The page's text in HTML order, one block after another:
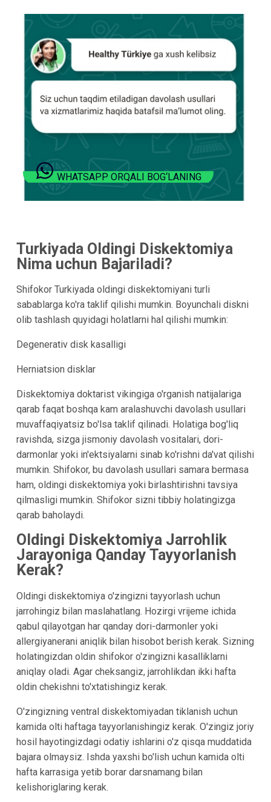
WHATSAPP ORQALI BOG‘LANING
Turkiyada Oldingi Diskektomiya
Nima uchun Bajariladi?
Shifokor Turkiyada oldingi diskektomiyani turli
sabablarga ko'ra taklif qilishi mumkin. Boyunchali diskni
olib tashlash quyidagi holatlarni hal qilishi mumkin:
Degenerativ disk kasalligi
Herniatsion disklar
Diskektomiya doktarist vikingiga o'rganish natijalariga
qarab faqat boshqa kam aralashuvchi davolash usullari
muvaffaqiyatsiz bo'lsa taklif qilinadi. Holatiga bog'liq
ravishda, sizga jismoniy davolash vositalari, dori-
darmonlar yoki in'ektsiyalarni sinab ko'rishni da'vat qilishi
mumkin. Shifokor, bu davolash usullari samara bermasa
ham, oldingi diskektomiya yoki birlashtirishni tavsiya
qilmasligi mumkin. Shifokor sizni tibbiy holatingizga
qarab baholaydi.
Oldingi Diskektomiya Jarrohlik
Jarayoniga Qanday Tayyorlanish
Kerak?
Oldingi diskektomiya o'zingizni tayyorlash uchun
jarrohingiz bilan maslahatlang. Hozirgi vrijeme ichida
qabul qilayotgan har qanday dori-darmonler yoki
allergiyanerani aniqlik bilan hisobot berish kerak. Sizning
holatingizdan oldin shifokor o'zingizni kasalliklarni
aniqlay oladi. Agar cheksangiz, jarrohlikdan ikki hafta
oldin chekishni to'xtatishingiz kerak.
O'zingizning ventral diskektomiyadan tiklanish uchun
kamida olti haftaga tayyorlanishingiz kerak. O'zingiz joriy
hosil hayotingizdagi odatiy ishlarini o'z qisqa muddatida
bajara olmaysiz. Ishda yaxshi bo'lish uchun kamida olti
hafta karrasiga yetib borar darsnamang bilan
kelishoriglaring kerak.